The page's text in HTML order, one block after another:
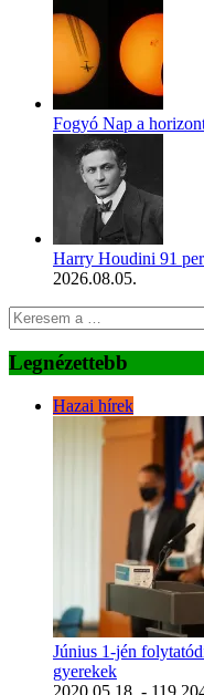
Fogyó Nap a
Harry Houdini 91
2026.08.05.
Legnézettebb
Hazai hírek
Június 1-jén
gyerekek
2020.05.18. - 119